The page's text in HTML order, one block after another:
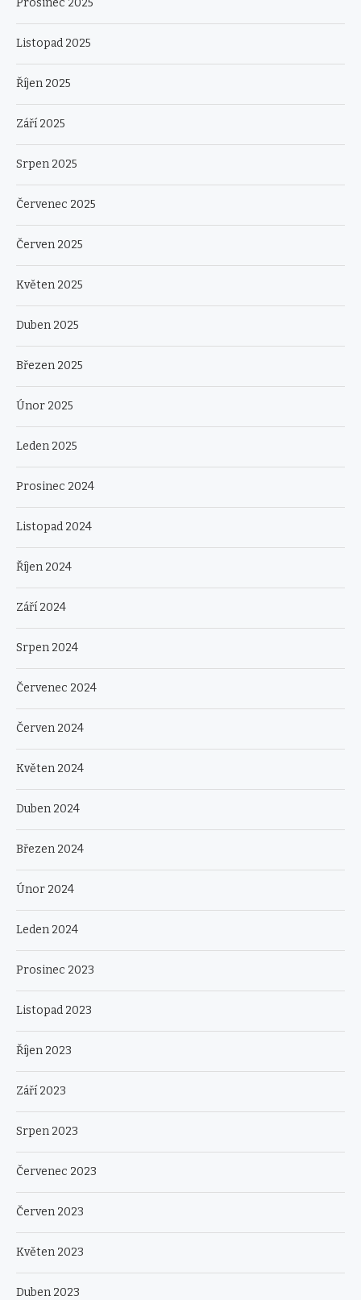
Listopad 2025
Říjen 2025
Září 2025
Srpen 2025
Červenec 2025
Červen 2025
Květen 2025
Duben 2025
Březen 2025
Únor 2025
Leden 2025
Prosinec 2024
Listopad 2024
Říjen 2024
Září 2024
Srpen 2024
Červenec 2024
Červen 2024
Květen 2024
Duben 2024
Březen 2024
Únor 2024
Leden 2024
Prosinec 2023
Listopad 2023
Říjen 2023
Září 2023
Srpen 2023
Červenec 2023
Červen 2023
Květen 2023
Duben 2023